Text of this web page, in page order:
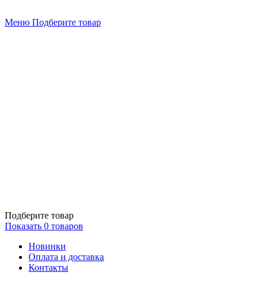
Меню Подберите товар
Подберите товар
Показать 0 товаров
Новинки
Оплата и доставка
Контакты